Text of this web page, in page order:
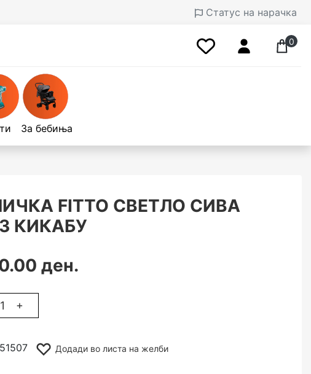
Статус на нарачка
0
За бебиња
FITTO СВЕТЛО СИВА
КИКАБУ
ден.
+
Додади во листа на желби